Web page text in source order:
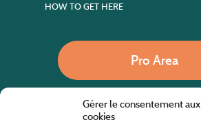
Gérer le consentement aux
cookies
HOW TO GET HERE
Pro Area